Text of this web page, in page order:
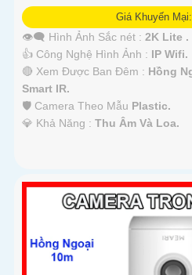
Giá Khuyến
👁️‍🗨 Hình Ảnh Sắc nét : 2K Lite .
👍 Công Nghệ Hình Ảnh : IP Wifi.
🔴 Xem Được Ban Đêm : Hồng
Smart IR.
🛡 Camera Theo Mẫu Plastic.
️💎 Khả Năng : Thu Âm Và Loa.